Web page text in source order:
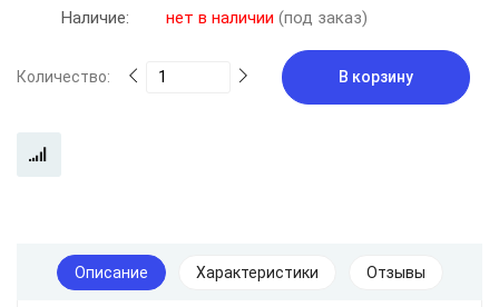
Наличие:
нет в наличии (под заказ)
Количество: В корзину
Описание Характеристики Отзывы